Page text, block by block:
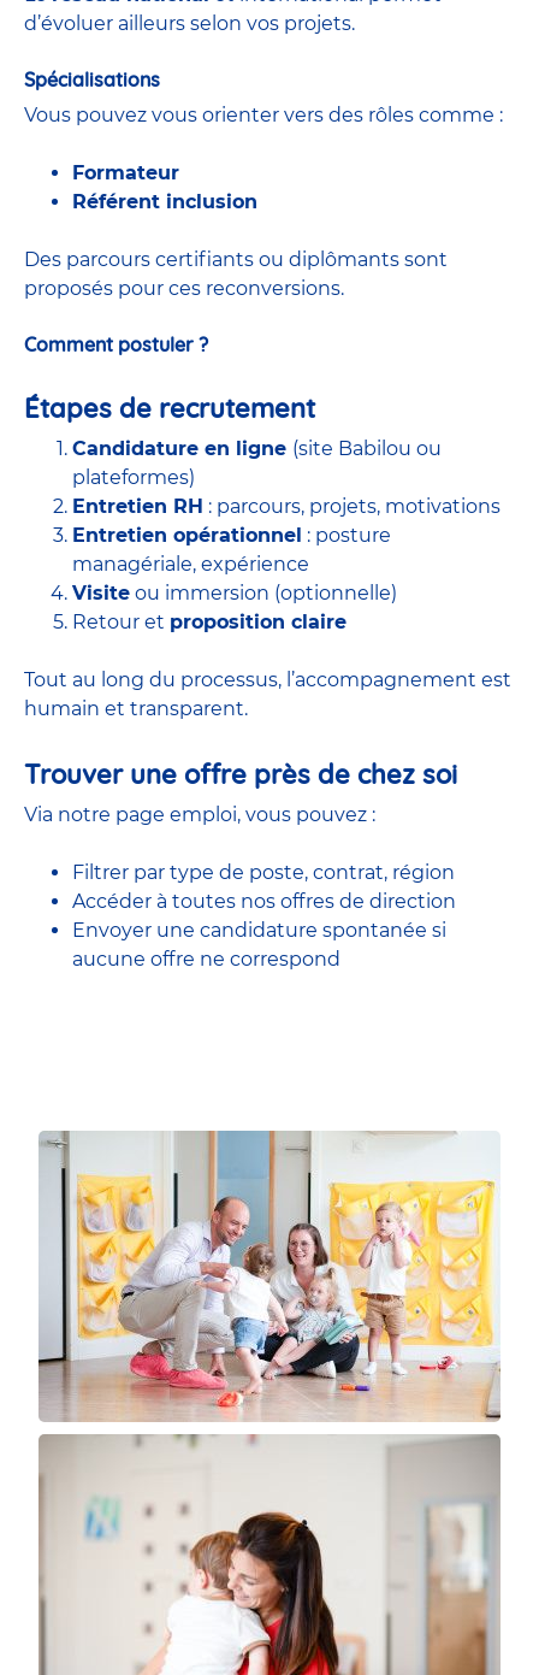
d’évoluer ailleurs selon vos projets.
Spécialisations
Vous pouvez vous orienter vers des rôles comme :
Formateur
Référent inclusion
Des parcours certifiants ou diplômants sont
proposés pour ces reconversions.
Comment postuler ?
Étapes de recrutement
Candidature en ligne (site Babilou ou
plateformes)
Entretien RH : parcours, projets, motivations
Entretien opérationnel : posture
managériale, expérience
Visite ou immersion (optionnelle)
Retour et proposition claire
Tout au long du processus, l’accompagnement est
humain et transparent.
Trouver une offre près de chez soi
Via notre page emploi, vous pouvez :
Filtrer par type de poste, contrat, région
Accéder à toutes nos offres de direction
Envoyer une candidature spontanée si
aucune offre ne correspond